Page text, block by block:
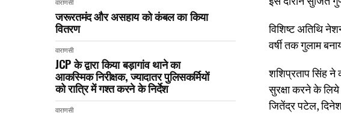
वाराणसी
जरूरतमंद और असहाय को कंबल का किया
वितरण
वाराणसी
JCP के द्वारा किया बड़ागांव थाने का
आकस्मिक निरीक्षक, ज्यादातर पुलिसकर्मियों
को रात्रि में गश्त करने के निर्देश
वाराणसी
विशिष्ट अतिथि
वर्षी तक गुलाम
शशिप्रताप सिंह ने
सुरक्षा करने के
जितेंद्र पटेल,